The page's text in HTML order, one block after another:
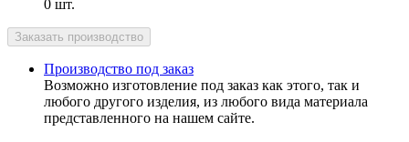
0 шт.
Производство под заказ
Возможно изготовление под заказ как этого, так и
любого другого изделия, из любого вида материала
представленного на нашем сайте.